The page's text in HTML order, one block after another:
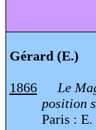
Gérard (E.)
1866
Le
position
Paris :